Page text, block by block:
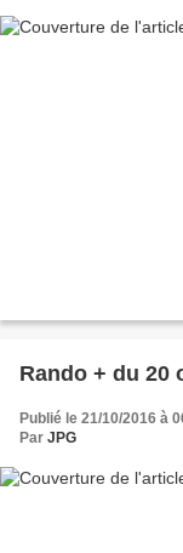
Rando + du 20
Publié le 21/10/2016 à
Par JPG